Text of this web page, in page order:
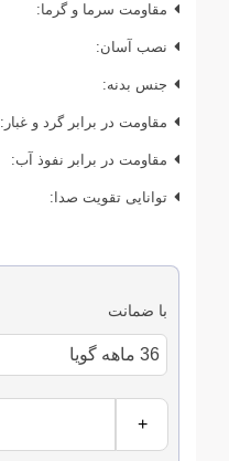
مقاومت سرما و گرما:
نصب آسان:
جنس بدنه:
مقاومت در برابر گرد و غبار:
مقاومت در برابر نفوذ آب:
توانایی تقویت صدا:
با ضمانت
+